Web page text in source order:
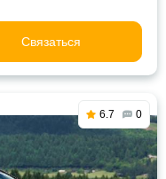
Связаться
6.7 0